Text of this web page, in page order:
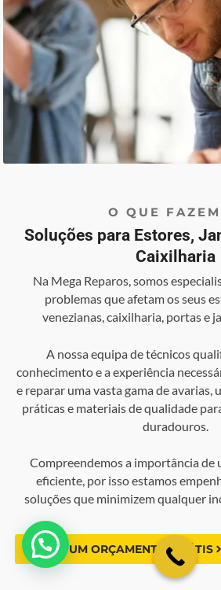
O QUE
Soluções para Estores,
Caixilharia
Na Mega Reparos, somos
problemas que afetam os seus
venezianas, caixilharia, portas e
A nossa equipa de técnicos
conhecimento e a experiência
e reparar uma vasta gama de avarias,
práticas e materiais de qualidade
duradouros.
Compreendemos a importância de
eficiente, por isso estamos
soluções que minimizem qualquer
FAÇA UM ORÇAMENTO GRÁTIS
💬 Como podemos